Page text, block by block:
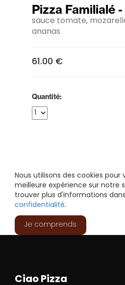
Pizza Familialé
sauce tomate,
ananas
61.00 €
Quantité:
Nous utilisons des cookies pour
meilleure expérience sur notre
trouver plus d'informations
confidentialité.
Je comprends
Ciao Pizza